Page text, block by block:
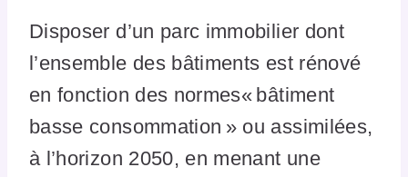
Disposer d’un parc immobilier dont
l’ensemble des bâtiments est rénové
en fonction des normes« bâtiment
basse consommation » ou assimilées,
à l’horizon 2050, en menant une